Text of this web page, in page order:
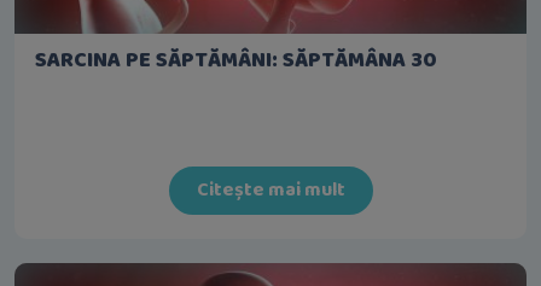
SARCINA PE SĂPTĂMÂNI: SĂPTĂMÂNA 30
Citește mai mult